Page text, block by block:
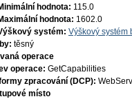
hodnota: 115.0
hodnota: 1602.0
systém: Výškový systém
těsný
operace
operace: GetCapabilities
zpracování (DCP):
místo